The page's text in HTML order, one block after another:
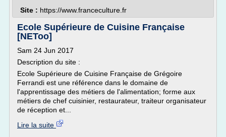
Site : https://www.franceculture.fr
Ecole Supérieure de Cuisine Française
[NEToo]
Sam 24 Jun 2017
Description du site :
Ecole Supérieure de Cuisine Française de Grégoire
Ferrandi est une référence dans le domaine de
l'apprentissage des métiers de l'alimentation; forme aux
métiers de chef cuisinier, restaurateur, traiteur organisateur
de réception et...
Lire la suite